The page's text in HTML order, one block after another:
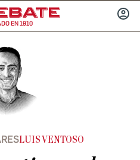
EN 1910
LUIS VENTOSO